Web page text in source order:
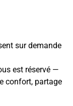
sur demande
est réservé —
confort, partage